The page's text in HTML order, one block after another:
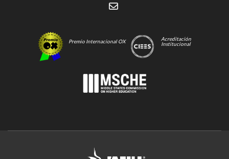
Premio Internacional OX
Acreditación
Institucional